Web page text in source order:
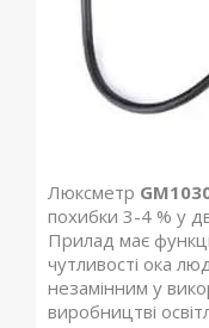
Люксметр
похибки 3-4 % у
Прилад має
чутливості ока
незамінним у
виробництві